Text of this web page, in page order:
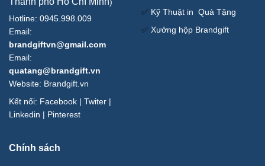
Hotline: 0945.998.009
Email:
brandgiftvn@gmail.com
Email:
quatang@brandgift.vn
Website: Brandgift.vn
Kết nối: Facebook | Twiter |
Linkedin | Pinterest
✅ Kỹ Thuật in Quà Tặng
✅ Xưởng hộp Brandgift
Chính sách